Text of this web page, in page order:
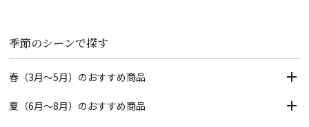
季節のシーンで探す
春（3月～5月）のおすすめ商品
夏（6月～8月）のおすすめ商品